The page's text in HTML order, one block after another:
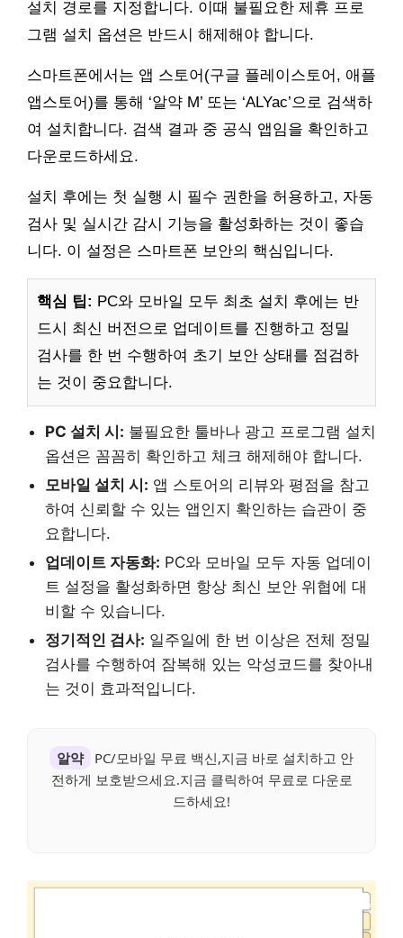
설치 경로를 지정합니다. 이때 불필요한 제휴 프로
그램 설치 옵션은 반드시 해제해야 합니다.
스마트폰에서는 앱 스토어(구글 플레이스토어, 애플
앱스토어)를 통해 ‘알약 M’ 또는 ‘ALYac’으로 검색하
여 설치합니다. 검색 결과 중 공식 앱임을 확인하고
다운로드하세요.
설치 후에는 첫 실행 시 필수 권한을 허용하고, 자동
검사 및 실시간 감시 기능을 활성화하는 것이 좋습
니다. 이 설정은 스마트폰 보안의 핵심입니다.
핵심 팁: PC와 모바일 모두 최초 설치 후에는 반
드시 최신 버전으로 업데이트를 진행하고 정밀
검사를 한 번 수행하여 초기 보안 상태를 점검하
는 것이 중요합니다.
PC 설치 시: 불필요한 툴바나 광고 프로그램 설치
옵션은 꼼꼼히 확인하고 체크 해제해야 합니다.
모바일 설치 시: 앱 스토어의 리뷰와 평점을 참고
하여 신뢰할 수 있는 앱인지 확인하는 습관이 중
요합니다.
업데이트 자동화: PC와 모바일 모두 자동 업데이
트 설정을 활성화하면 항상 최신 보안 위협에 대
비할 수 있습니다.
정기적인 검사: 일주일에 한 번 이상은 전체 정밀
검사를 수행하여 잠복해 있는 악성코드를 찾아내
는 것이 효과적입니다.
알약
PC/모바일 무료 백신,지금 바로 설치하고 안
전하게 보호받으세요.지금 클릭하여 무료로 다운로
드하세요!